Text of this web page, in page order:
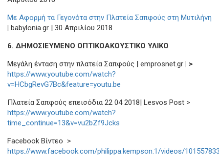
Με Αφορμή τα Γεγονότα στην Πλατεία Σαπφούς στη Μυτιλήνη
| babylonia.gr | 30 Απριλίου 2018
6. ΔΗΜΟΣΙΕΥΜΕΝΟ ΟΠΤΙΚΟΑΚΟΥΣΤΙΚΟ ΥΛΙΚΟ
Μεγάλη ένταση στην πλατεία Σαπφούς | emprosnet.gr | >
https://www.youtube.com/watch?
v=HCbgRevG7Bc&feature=youtu.be
Πλατεία Σαπφούς επεισόδια 22 04 2018| Lesvos Post >
https://www.youtube.com/watch?
time_continue=13&v=vu2bZf9Jcks
Facebook Βίντεο >
https://www.facebook.com/philippa.kempson.1/videos/